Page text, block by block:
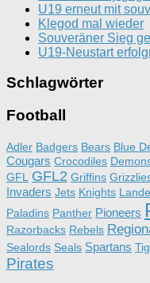
U19 erneut mit
Klegod mal wieder
Souveräner Sieg
U19-Neustart
Schlagwörter
Football
Adler Badgers Bears Blue
Cougars Crocodiles
GFL
GFL2 Griffins
Invaders Jets Knights
Paladins Panther Pioneers
Razorbacks Rebels
Sealords Seals Spartans
Pirates